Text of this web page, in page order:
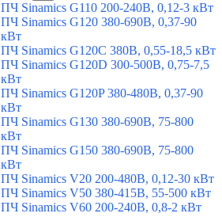
ПЧ Sinamics G110 200-240В, 0,12-3 кВт
ПЧ Sinamics G120 380-690В, 0,37-90
кВт
ПЧ Sinamics G120C 380В, 0,55-18,5 кВт
ПЧ Sinamics G120D 300-500В, 0,75-7,5
кВт
ПЧ Sinamics G120P 380-480В, 0,37-90
кВт
ПЧ Sinamics G130 380-690В, 75-800
кВт
ПЧ Sinamics G150 380-690В, 75-800
кВт
ПЧ Sinamics V20 200-480В, 0,12-30 кВт
ПЧ Sinamics V50 380-415В, 55-500 кВт
ПЧ Sinamics V60 200-240В, 0,8-2 кВт